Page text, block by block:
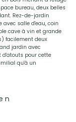
bureau, deux belles
Rez-de-jardin
salle d'eau, coin
cave à vin et grande
facilement deux
jardin avec
d'atouts pour cette
qu'à un